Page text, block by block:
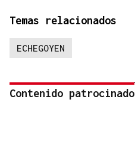
Temas relacionados
ECHEGOYEN
Contenido patrocinado